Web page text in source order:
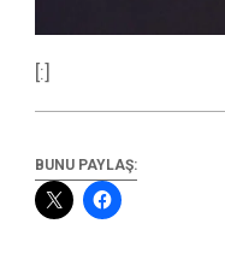
[:]
BUNU PAYLAŞ: